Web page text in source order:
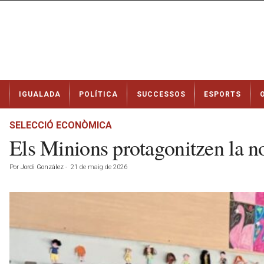
t
IGUALADA POLÍTICA SUCCESSOS ESPORTS
SELECCIÓ ECONÒMICA
Els Minions protagonitzen la
Por Jordi González - 21 de maig de 2026